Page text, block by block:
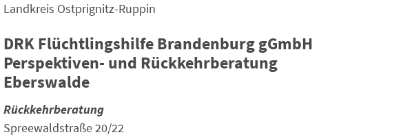
Landkreis Ostprignitz-Ruppin
DRK Flüchtlingshilfe Brandenburg gGmbH
Perspektiven- und Rückkehrberatung
Eberswalde
Rückkehrberatung
Spreewaldstraße 20/22